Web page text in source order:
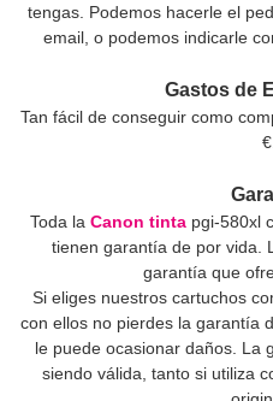
tengas. Podemos hacerle el
email, o podemos indicarle
Gastos de
Tan fácil de conseguir como
€.
Toda la Canon tinta pgi-580xl
tienen garantía de por vida.
garantía que
Si eliges nuestros cartuchos
con ellos no pierdes la garantía
le puede ocasionar daños. La
siendo válida, tanto si utiliza